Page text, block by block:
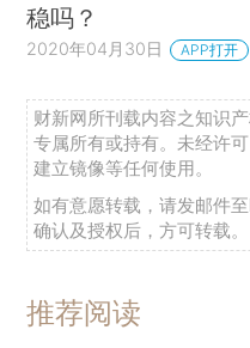
稳吗？
2020年04月30日 APP打开
财新网所刊载内容之知识
专属所有或持有。未经许
建立镜像等任何使用。
如有意愿转载，请发邮件至
确认及授权后，方可转载。
推荐阅读